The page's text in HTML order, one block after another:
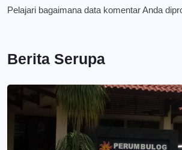
Pelajari bagaimana data komentar Anda
Berita Serupa